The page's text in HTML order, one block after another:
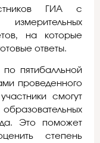
ГИА с
на которые
ответы.
пятибалльной
проведенного
смогут
Это поможет
степень